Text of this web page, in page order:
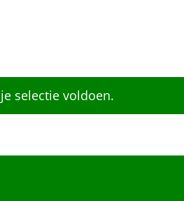
selectie voldoen.